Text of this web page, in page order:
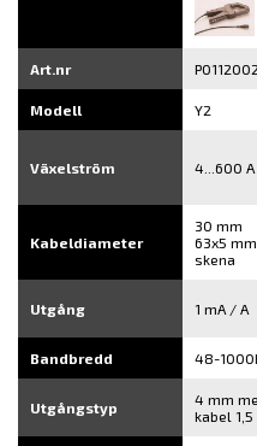
Art.nr
Modell Y2
Växelström 4...600 A
Kabeldiameter
30 mm
63x5 mm
skena
Utgång 1 mA / A
Bandbredd 48-
Utgångstyp
4 mm
kabel 1,5